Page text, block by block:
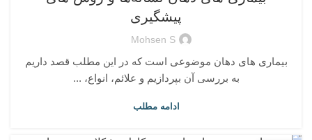
پیشگیری
Mohsen S
بیماری‌ های دهان موضوعی است که در این مطلب قصد داریم
به بررسی آن بپردازیم و علائم، انواع، ...
ادامه مطلب